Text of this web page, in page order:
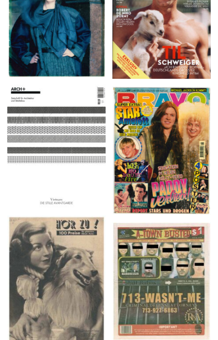
ARCH+ Nr. 226, Herbst
2016
BRAVO – Nr. 8, 13. Febr.
1997
HÖR ZU! – 1949,
NUMMER 10, Woche
vom 27. Februar bis 05.
März
A-TOWN BUSTED –
8/15/16–9/1/16